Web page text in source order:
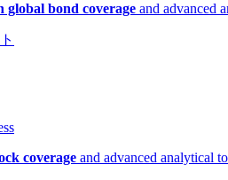
global bond coverage and advanced
coverage and advanced analytical